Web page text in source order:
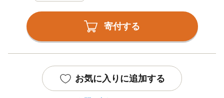
寄付する
お気に入りに追加する